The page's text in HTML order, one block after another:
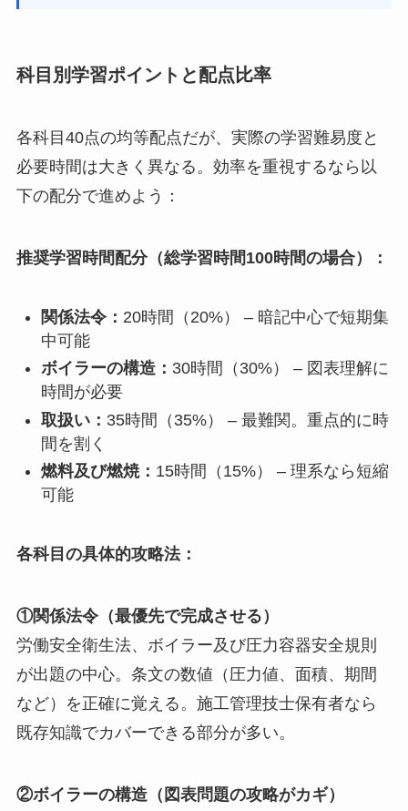
科目別学習ポイントと配点比率
各科目40点の均等配点だが、実際の学習難易度と
必要時間は大きく異なる。効率を重視するなら以
下の配分で進めよう：
推奨学習時間配分（総学習時間100時間の場合）：
関係法令： 20時間（20%） – 暗記中心で短期集
中可能
ボイラーの構造： 30時間（30%） – 図表理解に
時間が必要
取扱い： 35時間（35%） – 最難関。重点的に時
間を割く
燃料及び燃焼： 15時間（15%） – 理系なら短縮
可能
各科目の具体的攻略法：
①関係法令（最優先で完成させる）
労働安全衛生法、ボイラー及び圧力容器安全規則
が出題の中心。条文の数値（圧力値、面積、期間
など）を正確に覚える。施工管理技士保有者なら
既存知識でカバーできる部分が多い。
②ボイラーの構造（図表問題の攻略がカギ）